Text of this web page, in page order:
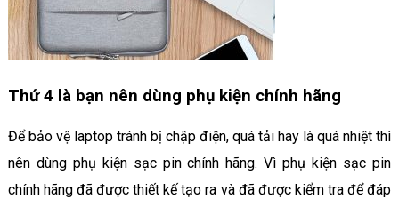
Thứ 4 là bạn nên dùng phụ kiện chính hãng
Để bảo vệ laptop tránh bị chập điện, quá tải hay là quá nhiệt thì
nên dùng phụ kiện sạc pin chính hãng. Vì phụ kiện sạc pin
chính hãng đã được thiết kế tạo ra và đã được kiểm tra để đáp